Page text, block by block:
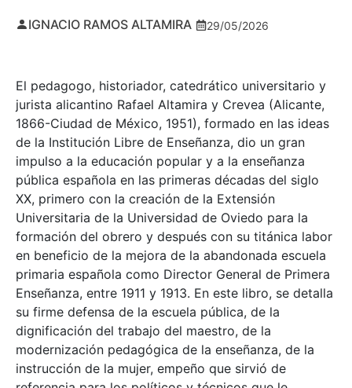
IGNACIO RAMOS ALTAMIRA 29/05/2026
El pedagogo, historiador, catedrático universitario y
jurista alicantino Rafael Altamira y Crevea (Alicante,
1866-Ciudad de México, 1951), formado en las ideas
de la Institución Libre de Enseñanza, dio un gran
impulso a la educación popular y a la enseñanza
pública española en las primeras décadas del siglo
XX, primero con la creación de la Extensión
Universitaria de la Universidad de Oviedo para la
formación del obrero y después con su titánica labor
en beneficio de la mejora de la abandonada escuela
primaria española como Director General de Primera
Enseñanza, entre 1911 y 1913. En este libro, se detalla
su firme defensa de la escuela pública, de la
dignificación del trabajo del maestro, de la
modernización pedagógica de la enseñanza, de la
instrucción de la mujer, empeño que sirvió de